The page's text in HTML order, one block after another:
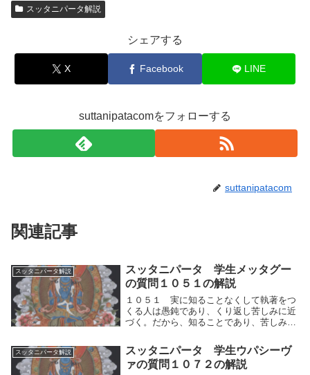
スッタニパータ解説
シェアする
X Facebook LINE
suttanipatacomをフォローする
suttanipatacom
関連記事
スッタニパータ解説
スッタニパータ 学生メッタグー
の質問１０５１の解説
１０５１ 実に知ることなくして執著をつ
くる人は愚鈍であり、くり返し苦しみに近
づく。だから、知ることであり、苦しみの
執著）をつくってはならない。」実に中道
を知ることなくして両極端に執著をつくる
人は愚鈍であ...
スッタニパータ解説
スッタニパータ 学生ウパシーヴ
ァの質問１０７２の解説